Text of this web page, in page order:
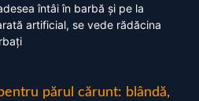
întâi în barbă și pe la
artificial, se vede rădăcina
părul cărunt: blândă,